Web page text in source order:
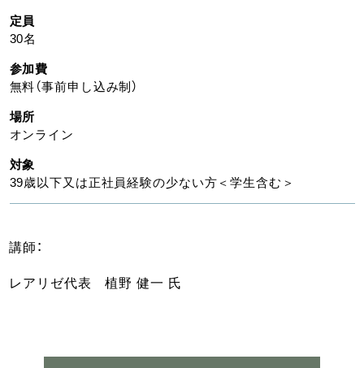
定員
30名
参加費
無料（事前申し込み制）
場所
オンライン
対象
39歳以下又は正社員経験の少ない方＜学生含む＞
講師：
レアリゼ代表 植野 健一 氏